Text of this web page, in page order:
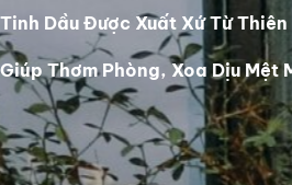
Tinh Dầu Được Xuất Xứ Từ
Giúp Thơm Phòng, Xoa Dịu Mệt